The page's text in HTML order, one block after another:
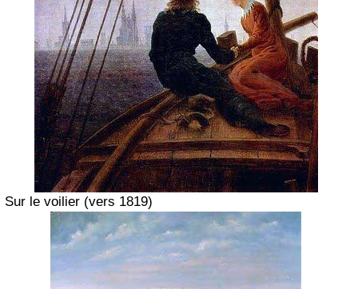
Sur le voilier (vers 1819)